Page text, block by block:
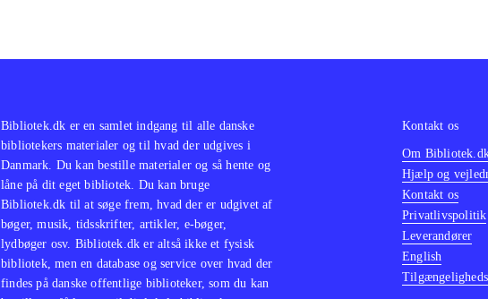
Bibliotek.dk er en samlet indgang til alle danske
bibliotekers materialer og til hvad der udgives i
Danmark. Du kan bestille materialer og så hente og
låne på dit eget bibliotek. Du kan bruge
Bibliotek.dk til at søge frem, hvad der er udgivet af
bøger, musik, tidsskrifter, artikler, e-bøger,
lydbøger osv. Bibliotek.dk er altså ikke et fysisk
bibliotek, men en database og service over hvad der
findes på danske offentlige biblioteker, som du kan
Kontakt os
Om
Hjælp og
Kontakt os
Privatlivspolitik
Leverandører
English